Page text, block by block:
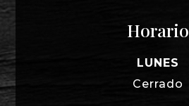
Horario
LUNES
Cerrado